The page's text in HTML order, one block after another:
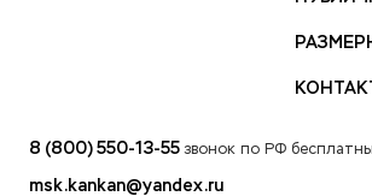
8 (800) 550-13-55 звонок по РФ
msk.kankan@yandex.ru